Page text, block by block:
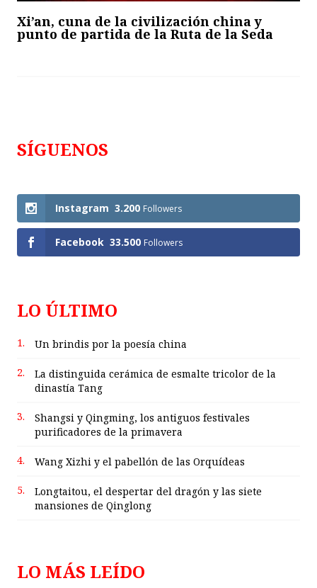
Xi’an, cuna de la civilización china y
punto de partida de la Ruta de la Seda
SÍGUENOS
Instagram 3.200 Followers
Facebook 33.500 Followers
LO ÚLTIMO
1. Un brindis por la poesía china
2.
La distinguida cerámica de esmalte tricolor de la
dinastía Tang
3.
Shangsi y Qingming, los antiguos festivales
purificadores de la primavera
4. Wang Xizhi y el pabellón de las Orquídeas
5.
Longtaitou, el despertar del dragón y las siete
mansiones de Qinglong
LO MÁS LEÍDO